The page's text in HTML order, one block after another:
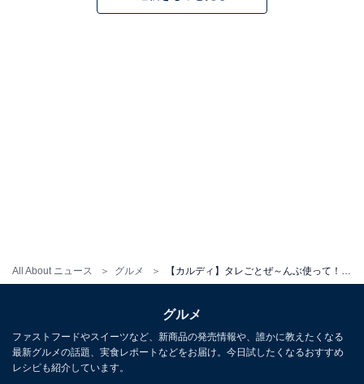
All About ニュース グルメ
白ごはんに乗せるだけでルーローハンの完成
八角が効いているので、ルーローハンもおすすめです。
炊きたてのホカホカご飯に「八角香る 香港式叉焼（チャ
ーシュー）」を乗せるだけ。ゆでた青菜やゆで卵を乗せ
グルメ
ファストフードやスイーツなど、新商品の発売情報や、誰かに教えたくなる
最新グルメの話題、実食レポートなどをお届け。今日試したくなるおすすめ
レシピも紹介しています。